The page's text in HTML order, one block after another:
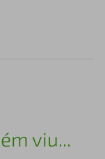
viu...